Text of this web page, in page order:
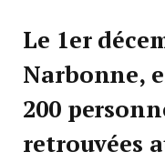
Le 1er
Narbonne,
200
retrouvées